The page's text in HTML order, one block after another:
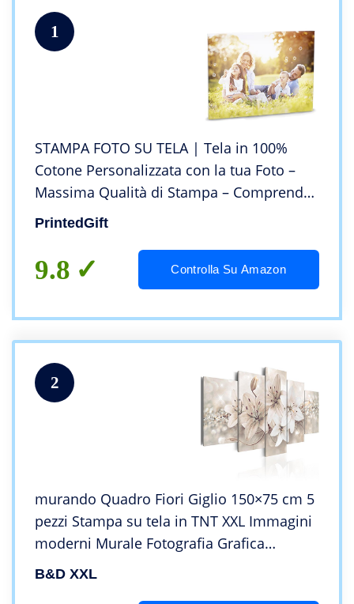
1
STAMPA FOTO SU TELA | Tela in 100%
Cotone Personalizzata con la tua Foto –
Massima Qualità di Stampa – Comprende
Telaio e Tela (20 cm x 20 cm)
PrintedGift
9.8 Controlla Su Amazon
2
murando Quadro Fiori Giglio 150×75 cm 5
pezzi Stampa su tela in TNT XXL Immagini
moderni Murale Fotografia Grafica
Decorazione da parete Astratto Natura b-
B&D XXL